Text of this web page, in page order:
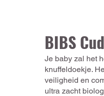
BIBS
Je baby zal het
knuffeldoekje.
veiligheid en
ultra zacht